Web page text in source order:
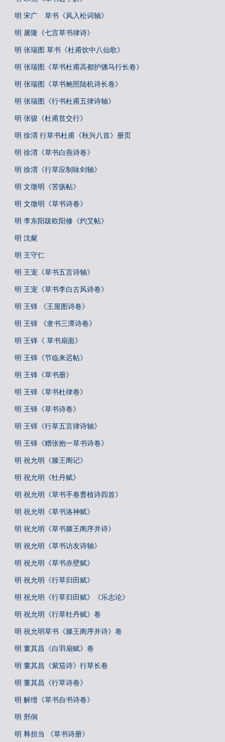
明 宋广 草书《风入松词轴》
明 屠隆《七言草书律诗》
明 张瑞图 草书《杜甫饮中八仙歌》
明 张瑞图《草书杜甫高都护骢马行长卷》
明 张瑞图《草书鲍照陆机诗长卷》
明 张瑞图《行书杜甫五律诗轴》
明 张骏《杜甫贫交行》
明 徐渭 行草书杜甫《秋兴八首》册页
明 徐渭《草书白燕诗卷》
明 徐渭《行草应制咏剑轴》
明 文徵明《苦疡帖》
明 文徵明《草书诗卷》
明 李东阳跋欧阳修《灼艾帖》
明 沈粲
明 王守仁
明 王宠《草书五言诗轴》
明 王宠《草书李白古风诗卷》
明 王铎 《王屋图诗卷》
明 王铎 《隶书三潭诗卷》
明 王铎《 草书扇面》
明 王铎《节临来迟帖》
明 王铎《草书册》
明 王铎《草书杜律卷》
明 王铎《草书诗卷》
明 王铎《行草五言律诗轴》
明 王铎《赠张抱一草书诗卷》
明 祝允明《滕王阁记》
明 祝允明《牡丹赋》
明 祝允明《草书手卷曹植诗四首》
明 祝允明《草书洛神赋》
明 祝允明《草书滕王阁序并诗》
明 祝允明《草书访友诗轴》
明 祝允明《草书赤壁赋》
明 祝允明《行草归田赋》
明 祝允明《行草归田赋》《乐志论》
明 祝允明《行草牡丹赋》卷
明 祝允明草书《滕王阁序并诗》卷
明 董其昌《白羽扇赋》卷
明 董其昌《紫茄诗》行草长卷
明 董其昌《行草诗卷》
明 解缙《草书自书诗卷》
明 邢侗
明 释担当 《草书诗册》